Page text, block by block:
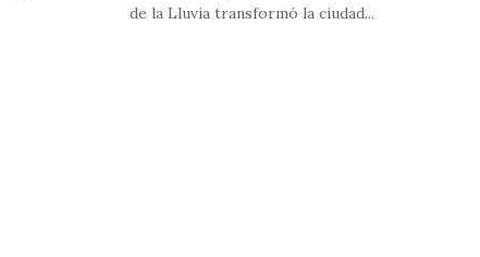
de la Lluvia transformó la ciudad...